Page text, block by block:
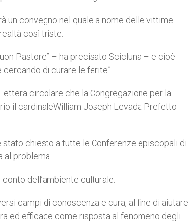
un convegno nel quale a nome delle vittime
così triste.
Pastore” – ha precisato Scicluna – e cioè
di curare le ferite”.
circolare che la Congregazione per la
il cardinaleWilliam Joseph Levada Prefetto
chiesto a tutte le Conferenze episcopali di
al problema.
dell’ambiente culturale.
campi di conoscenza e cura, al fine di aiutare
ed efficace come risposta al fenomeno degli